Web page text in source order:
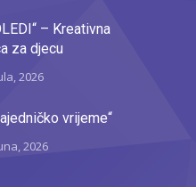
– Kreativna
za djecu
2026
vrijeme“
2026